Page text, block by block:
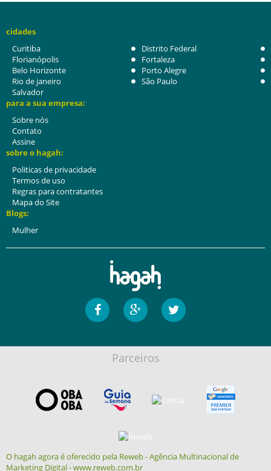
cidades
Curitiba
Distrito Federal
Florianópolis
Fortaleza
Belo Horizonte
Porto Alegre
Rio de janeiro
São Paulo
Salvador
para a sua empresa:
Sobre nós
Contato
Assine
sobre o hagah:
Politicas de privacidade
Termos de uso
Regras para contratantes
Mapa do Site
Blogs:
Mulher
Parceiros
O hagah agora é oferecido pela Reweb - Agência Multinacional de
Marketing Digital - www.reweb.com.br